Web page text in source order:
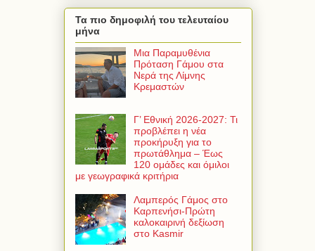
Τα πιο δημοφιλή του τελευταίου
μήνα
Μια Παραμυθένια
Πρόταση Γάμου στα
Νερά της Λίμνης
Κρεμαστών
Γ’ Εθνική 2026-2027: Τι
προβλέπει η νέα
προκήρυξη για το
πρωτάθλημα – Έως
120 ομάδες και όμιλοι
με γεωγραφικά κριτήρια
Λαμπερός Γάμος στο
Καρπενήσι-Πρώτη
καλοκαιρινή δεξίωση
στο Kasmir